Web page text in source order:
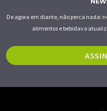
De agora em diante, não perca nada:
alimentos e bebidas o